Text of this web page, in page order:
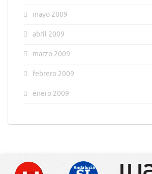
mayo 2009
abril 2009
marzo 2009
febrero 2009
enero 2009